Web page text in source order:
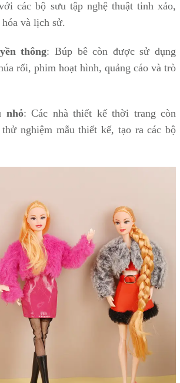
các bộ sưu tập nghệ thuật tinh xảo,
và lịch sử.
thông: Búp bê còn được sử dụng
rối, phim hoạt hình, quảng cáo và trò
nhỏ: Các nhà thiết kế thời trang còn
nghiệm mẫu thiết kế, tạo ra các bộ